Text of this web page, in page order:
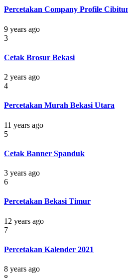
Percetakan Company Profile
9 years ago
3
Cetak Brosur Bekasi
2 years ago
4
Percetakan Murah Bekasi Utara
11 years ago
5
Cetak Banner Spanduk
3 years ago
6
Percetakan Bekasi Timur
12 years ago
7
Percetakan Kalender 2021
8 years ago